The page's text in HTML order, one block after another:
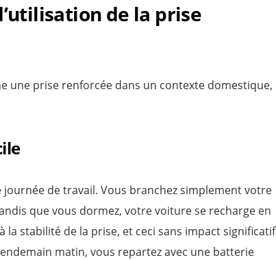
de la prise
une prise renforcée dans un contexte domestique,
de travail. Vous branchez simplement votre
que vous dormez, votre voiture se recharge en
stabilité de la prise, et ceci sans impact significatif
matin, vous repartez avec une batterie